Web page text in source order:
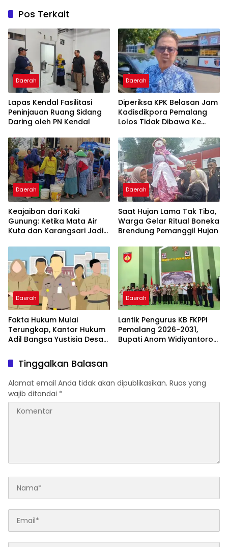
Pos Terkait
Daerah
Lapas Kendal Fasilitasi
Peninjauan Ruang Sidang
Daring oleh PN Kendal
Daerah
Diperiksa KPK Belasan Jam
Kadisdikpora Pemalang
Lolos Tidak Dibawa Ke
Daerah
Keajaiban dari Kaki
Gunung: Ketika Mata Air
Kuta dan Karangsari Jadi
Pemalang
Daerah
Saat Hujan Lama Tak Tiba,
Warga Gelar Ritual Boneka
Brendung Pemanggil Hujan
Daerah
Fakta Hukum Mulai
Terungkap, Kantor Hukum
Adil Bangsa Yustisia Desak
dan Dalami Mantan
Walikota Metro
Daerah
Lantik Pengurus KB FKPPI
Pemalang 2026-2031,
Bupati Anom Widiyantoro
Tinggalkan Balasan
Alamat email Anda tidak akan dipublikasikan. Ruas yang
wajib ditandai *